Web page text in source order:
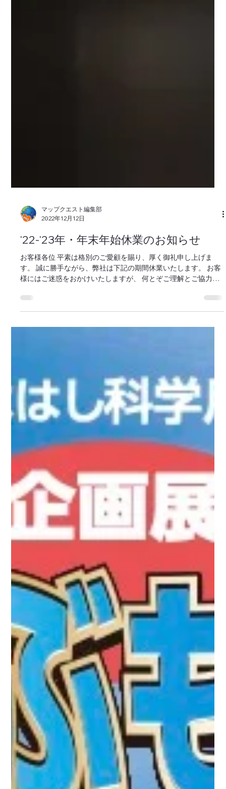
2022年12月12日
'22-'23年・年末年始休業のお知らせ
お客様各位 平素は格別のご愛顧を賜り、厚く御礼申し上げま
す。 誠に勝⼿ながら、弊社は下記の期間休業いたします。 お客
様にはご迷惑をおかけいたしますが、 何とぞご理解とご協⼒を
賜りますようお願い申し上げます。 2022年12月30日（金） ～
2023年1月3日（火） ...